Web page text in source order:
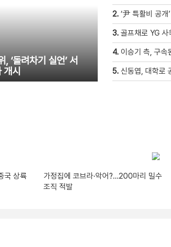
‘돌려차기 실언’ 서
개시
2. ‘尹 특활비 공개’
3. 골프채로 YG 사
4. 이승기 측, 구속된 차가
5. 신동엽, 대학로 공
국 상륙
가정집에 코브라·악어?…200마리 밀수
조직 적발